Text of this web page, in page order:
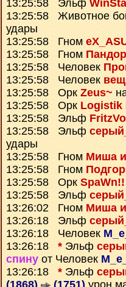
13:25:58 Эльф
13:25:58 Животное
удары
13:25:58 Гном
13:25:58 Гном
13:25:58 Человек
13:25:58 Человек
13:25:58 Орк Zeus~
13:25:58 Орк Logistik
13:25:58 Эльф
13:25:58 Эльф
удары
13:25:58 Гном Миша
13:25:58 Гном
13:25:58 Орк
13:25:58 Эльф
13:26:02 Гном Миша
13:26:18 Эльф
13:26:18 Человек
13:26:18 * Эльф
спину от Человек
13:26:18 * Эльф
(1868)
(1751) урон